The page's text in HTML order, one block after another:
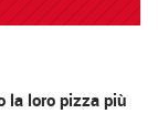
la loro pizza più